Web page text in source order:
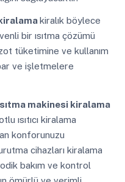
kiralamakiralık böylece
bir ısıtma çözümü
tüketimine ve kullanım
ve işletmelere
makinesi kiralama
ısıtıcı kiralama
konforunuzu
cihazları kiralama
bakım ve kontrol